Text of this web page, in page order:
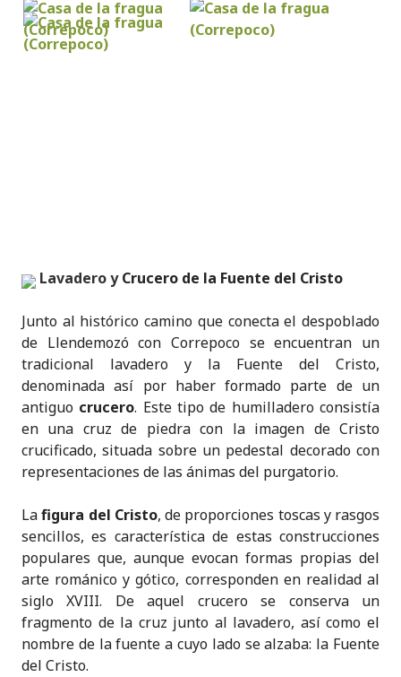
Lavadero yCrucero de la Fuente del Cristo
Junto al histórico camino que conecta el despoblado
de Llendemozó con Correpoco se encuentran un
tradicional lavadero y la Fuente del Cristo,
denominada así por haber formado parte de un
antiguo crucero. Este tipo de humilladero consistía
en una cruz de piedra con la imagen de Cristo
crucificado, situada sobre un pedestal decorado con
representaciones de las ánimas del purgatorio.
Lafigura del Cristo, de proporciones toscas y rasgos
sencillos, es característica de estas construcciones
populares que, aunque evocan formas propias del
arte románico y gótico, corresponden en realidad al
siglo XVIII. De aquel crucero se conserva un
fragmento de la cruz junto al lavadero, así como el
nombre de la fuente a cuyo lado se alzaba: la Fuente
del Cristo.